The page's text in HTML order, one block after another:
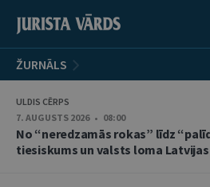
ŽURNĀLS
ULDIS CĒRPS
7. AUGUSTS 2026 • 08:00
No “neredzamās rokas” līdz
tiesiskums un valsts loma